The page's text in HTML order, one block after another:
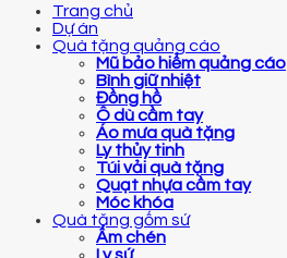
Trang chủ
Dự án
Quà tặng quảng cáo
Mũ bảo hiểm quảng cáo
Bình giữ nhiệt
Đồng hồ
Ô dù cầm tay
Áo mưa quà tặng
Ly thủy tinh
Túi vải quà tặng
Quạt nhựa cầm tay
Móc khóa
Quà tặng gốm sứ
Ấm chén